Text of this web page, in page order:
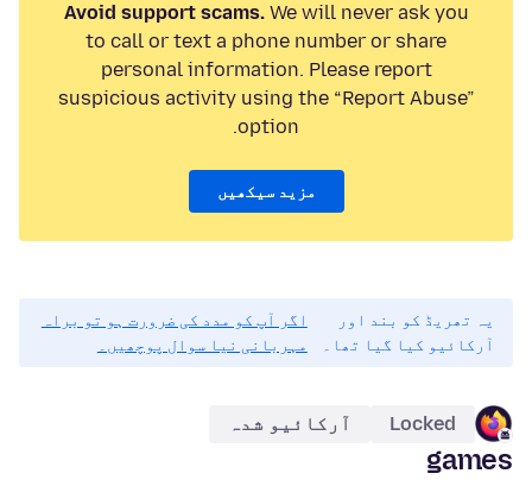
Avoid support scams.We will never ask you
to call or text a phone number or share
personal information. Please report
suspicious activity using the “Report Abuse”
option.
مزید سیکھیں
یہ تھریڈ کو بند اور
آرکائیو کیا گیا تھا۔
اگر آپ کو مدد کی ضرورت ہو تو براہ
مہربانی نیا سوال پوچھیں۔
Locked آرکائیو شدہ
games